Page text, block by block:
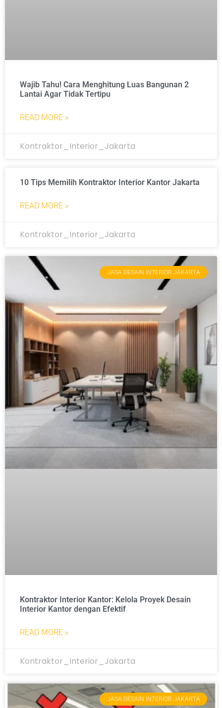
Wajib Tahu! Cara Menghitung Luas Bangunan 2
Lantai Agar Tidak Tertipu
READ MORE »
Kontraktor_Interior_Jakarta
10 Tips Memilih Kontraktor Interior Kantor Jakarta
READ MORE »
Kontraktor_Interior_Jakarta
JASA DESAIN INTERIOR JAKARTA
Kontraktor Interior Kantor: Kelola Proyek Desain
Interior Kantor dengan Efektif
READ MORE »
Kontraktor_Interior_Jakarta
JASA DESAIN INTERIOR JAKARTA